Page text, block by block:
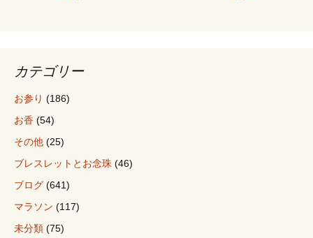
シ
ョ
ン
カテゴリー
お参り (186)
お香 (54)
その他 (25)
ブレスレットとお念珠 (46)
ブログ (641)
マラソン (117)
未分類 (75)